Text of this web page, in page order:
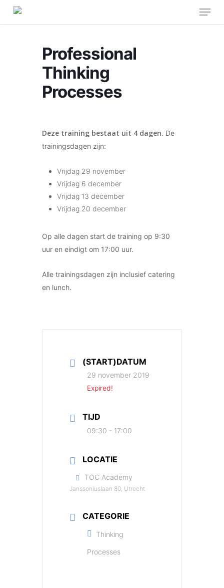
Menu
Professional
Thinking
Processes
Deze training bestaat uit 4 dagen. De
trainingsdagen zijn:
Vrijdag 29 november
Vrijdag 6 december
Vrijdag 13 december
Vrijdag 20 december
Op alle dagen start de training op 9:30
uur en eindigt om 17:00 uur.
Alle trainingsdagen zijn inclusief catering
en lunch.
(START)DATUM
29 november 2019
Expired!
TIJD
09:30 - 17:00
LOCATIE
TOC Academy
Janssoniuslaan 80, Utrecht
CATEGORIE
Thinking
Processes